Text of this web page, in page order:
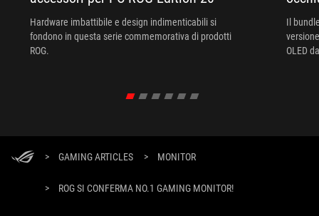
Hardware imbattibile e design indimenticabili si
fondono in questa serie commemorativa di prodotti
ROG.
Il
OLED
> GAMING ARTICLES > MONITOR
> ROG SI CONFERMA NO.1 GAMING MONITOR!